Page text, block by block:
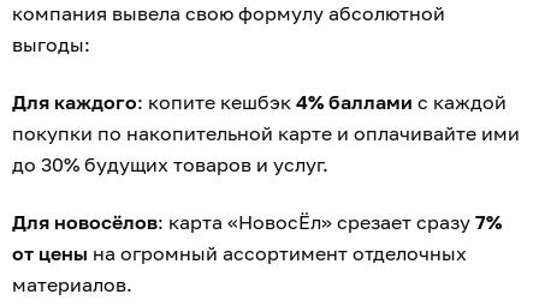
компания вывела свою формулу абсолютной
выгоды:
Для каждого: копите кешбэк 4% баллами с каждой
покупки по накопительной карте и оплачивайте ими
до 30% будущих товаров и услуг.
Для новосёлов: карта «НовосЁл» срезает сразу 7%
от цены на огромный ассортимент отделочных
материалов.